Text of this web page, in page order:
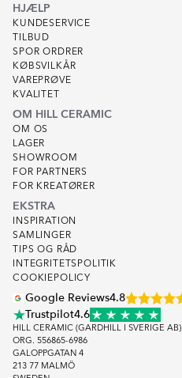
HJÆLP
KUNDESERVICE
TILBUD
SPOR ORDRER
KØBSVILKÅR
VAREPRØVE
KVALITET
OM HILL CERAMIC
OM OS
LAGER
SHOWROOM
FOR PARTNERS
FOR KREATØRER
EKSTRA
INSPIRATION
SAMLINGER
TIPS OG RÅD
INTEGRITETSPOLITIK
COOKIEPOLICY
Google Reviews4.8
Trustpilot4.6
HILL CERAMIC (GARDHILL I SVERIGE AB)
ORG. 556865-6986
GALOPPGATAN 4
213 77 MALMÖ